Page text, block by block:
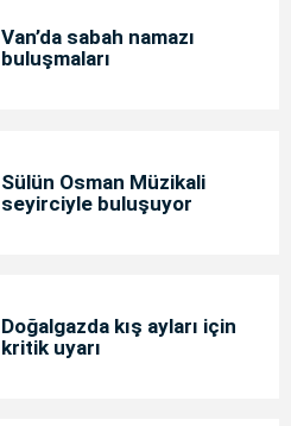
Van’da sabah namazı
buluşmaları
Sülün Osman Müzikali
seyirciyle buluşuyor
Doğalgazda kış ayları için
kritik uyarı